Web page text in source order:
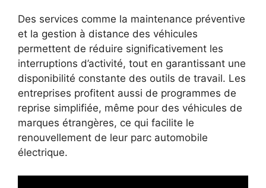
Des services comme la maintenance préventive
et la gestion à distance des véhicules
permettent de réduire significativement les
interruptions d’activité, tout en garantissant une
disponibilité constante des outils de travail. Les
entreprises profitent aussi de programmes de
reprise simplifiée, même pour des véhicules de
marques étrangères, ce qui facilite le
renouvellement de leur parc automobile
électrique.